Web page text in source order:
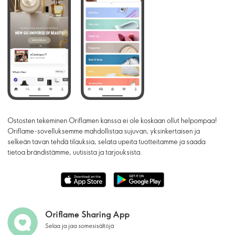
Ostosten tekeminen Oriflamen kanssa ei ole koskaan ollut helpompaa!
Oriflame-sovelluksemme mahdollistaa sujuvan, yksinkertaisen ja
selkeän tavan tehdä tilauksia, selata upeita tuotteitamme ja saada
tietoa brändistämme, uutisista ja tarjouksista.
Oriflame Sharing App
Selaa ja jaa somesisältöjä